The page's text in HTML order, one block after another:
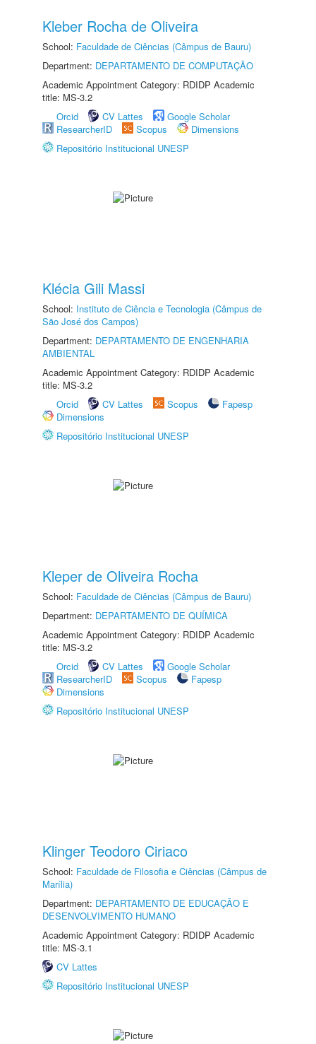
Kleber Rocha de Oliveira
School: Faculdade de Ciências (Câmpus de Bauru)
Department: DEPARTAMENTO DE COMPUTAÇÃO
Academic Appointment Category: RDIDP Academic
title: MS-3.2
Orcid
CV Lattes
Google Scholar
ResearcherID
Scopus
Dimensions
Repositório Institucional UNESP
Klécia Gili Massi
School: Instituto de Ciência e Tecnologia (Câmpus de
São José dos Campos)
Department: DEPARTAMENTO DE ENGENHARIA
AMBIENTAL
Academic Appointment Category: RDIDP Academic
title: MS-3.2
Orcid
CV Lattes Scopus
Fapesp
Dimensions
Repositório Institucional UNESP
Kleper de Oliveira Rocha
School: Faculdade de Ciências (Câmpus de Bauru)
Department: DEPARTAMENTO DE QUÍMICA
Academic Appointment Category: RDIDP Academic
title: MS-3.2
Orcid
CV Lattes
Google Scholar
ResearcherID
Scopus
Fapesp
Dimensions
Repositório Institucional UNESP
Klinger Teodoro Ciriaco
School: Faculdade de Filosofia e Ciências (Câmpus de
Marília)
Department: DEPARTAMENTO DE EDUCAÇÃO E
DESENVOLVIMENTO HUMANO
Academic Appointment Category: RDIDP Academic
title: MS-3.1
CV Lattes
Repositório Institucional UNESP